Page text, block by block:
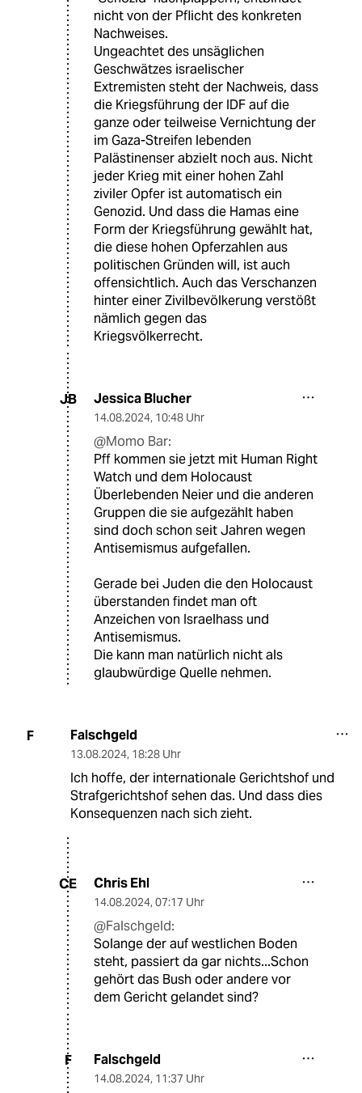
nicht von der Pflicht des konkreten
Nachweises.
Ungeachtet des unsäglichen
Geschwätzes israelischer
Extremisten steht der Nachweis, dass
die Kriegsführung der IDF auf die
ganze oder teilweise Vernichtung der
im Gaza-Streifen lebenden
Palästinenser abzielt noch aus. Nicht
jeder Krieg mit einer hohen Zahl
ziviler Opfer ist automatisch ein
Genozid. Und dass die Hamas eine
Form der Kriegsführung gewählt hat,
die diese hohen Opferzahlen aus
politischen Gründen will, ist auch
offensichtlich. Auch das Verschanzen
hinter einer Zivilbevölkerung verstößt
nämlich gegen das
Kriegsvölkerrecht.
JB Jessica Blucher
14.08.2024, 10:48 Uhr
@Momo Bar:
Pff kommen sie jetzt mit Human Right
Watch und dem Holocaust
Überlebenden Neier und die anderen
Gruppen die sie aufgezählt haben
sind doch schon seit Jahren wegen
Antisemismus aufgefallen.
Gerade bei Juden die den Holocaust
überstanden findet man oft
Anzeichen von Israelhass und
Antisemismus.
Die kann man natürlich nicht als
glaubwürdige Quelle nehmen.
F Falschgeld
13.08.2024, 18:28 Uhr
Ich hoffe, der internationale Gerichtshof und
Strafgerichtshof sehen das. Und dass dies
Konsequenzen nach sich zieht.
CE Chris Ehl
14.08.2024, 07:17 Uhr
@Falschgeld:
Solange der auf westlichen Boden
steht, passiert da gar nichts...Schon
gehört das Bush oder andere vor
dem Gericht gelandet sind?
F Falschgeld
14.08.2024, 11:37 Uhr